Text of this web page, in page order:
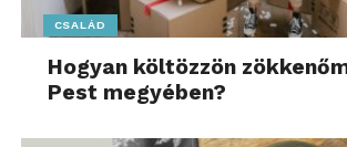
CSALÁD
Hogyan költözzön
Pest megyében?